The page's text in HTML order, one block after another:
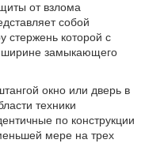
от взлома
собой
стержень которой с
замыкающего
окно или дверь в
техники
по конструкции
мере на трех